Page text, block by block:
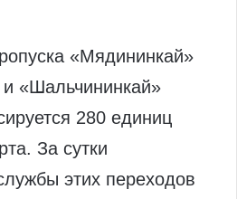
«Мядининкай»
«Шальчининкай»
280 единиц
За сутки
этих переходов